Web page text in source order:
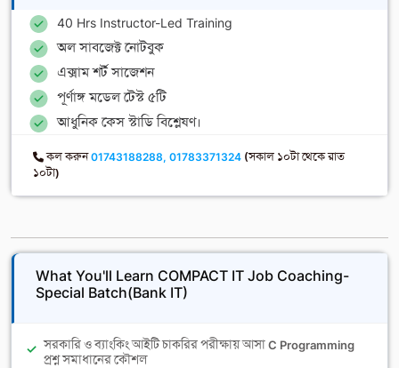
40 Hrs Instructor-Led Training
অল সাবজেক্ট নোটবুক
এক্সাম শর্ট সাজেশন
পূর্ণাঙ্গ মডেল টেস্ট ৫টি
আধুনিক কেস স্টাডি বিশ্লেষণ।
কল করুন01743188288, 01783371324 (সকাল ১০টা থেকে রাত
১০টা)
What You'll Learn COMPACT IT Job Coaching-
Special Batch(Bank IT)
সরকারি ও ব্যাংকিং আইটি চাকরির পরীক্ষায় আসা C Programming
প্রশ্ন সমাধানের কৌশল